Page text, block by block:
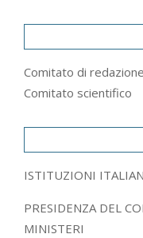
Comitato di redazione
Comitato scientifico
ISTITUZIONI
PRESIDENZA DEL
MINISTERI